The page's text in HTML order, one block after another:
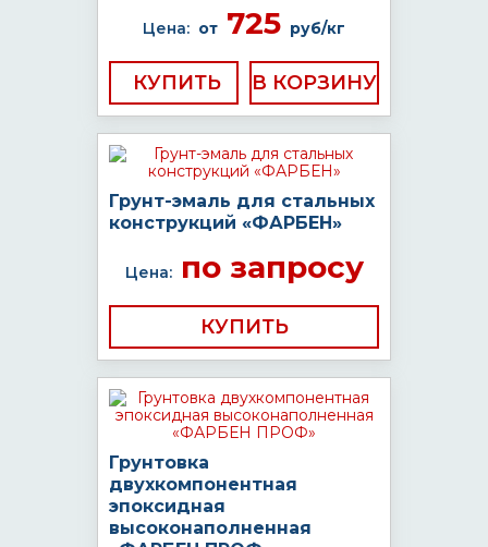
Цена: от 725 руб/кг
КУПИТЬ
Грунт-эмаль для стальных
конструкций «ФАРБЕН»
Цена:по запросу
КУПИТЬ
Грунтовка
двухкомпонентная
эпоксидная
высоконаполненная